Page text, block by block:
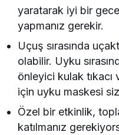
yaratarak iyi bir
yapmanız gerekir.
Uçuş sırasında
olabilir. Uyku
önleyici kulak tıkacı
için uyku maskesi
Özel bir etkinlik,
katılmanız